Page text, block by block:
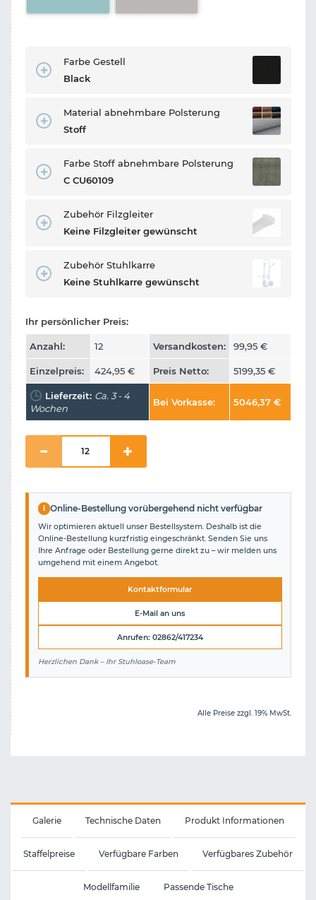
Farbe Gestell
Black
Material abnehmbare Polsterung
Stoff
Farbe Stoff abnehmbare Polsterung
C CU60109
Zubehör Filzgleiter
Keine Filzgleiter gewünscht
Zubehör Stuhlkarre
Keine Stuhlkarre gewünscht
Ihr persönlicher Preis:
Anzahl: 12 Versandkosten: 99,95 €
Einzelpreis: 424,95 € Preis Netto: 5199,35 €
Lieferzeit: Ca. 3 - 4
Wochen
Bei Vorkasse: 5046,37 €
i Online-Bestellung vorübergehend nicht verfügbar
Wir optimieren aktuell unser Bestellsystem. Deshalb ist die
Online-Bestellung kurzfristig eingeschränkt. Senden Sie uns
Ihre Anfrage oder Bestellung gerne direkt zu – wir melden uns
umgehend mit einem Angebot.
Kontaktformular
E-Mail an uns
Anrufen: 02862/417234
Herzlichen Dank – Ihr Stuhloase-Team
Alle Preise zzgl. 19% MwSt.
Galerie Technische Daten Produkt Informationen
Staffelpreise Verfügbare Farben Verfügbares Zubehör
Modellfamilie Passende Tische